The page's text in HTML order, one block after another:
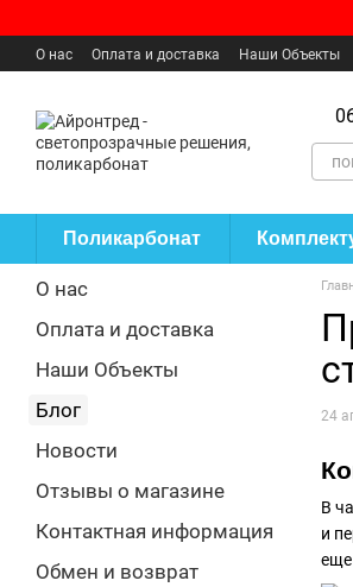
О нас Оплата и доставка Наши Объекты
Поликарбонат
24
В
и
еще
О нас
Оплата и доставка
Наши Объекты
Блог
Новости
Отзывы о магазине
Контактная информация
Обмен и возврат